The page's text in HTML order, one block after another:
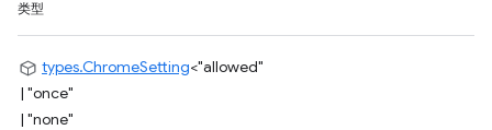
类型
types.ChromeSetting<"allowed"
| "once"
| "none"